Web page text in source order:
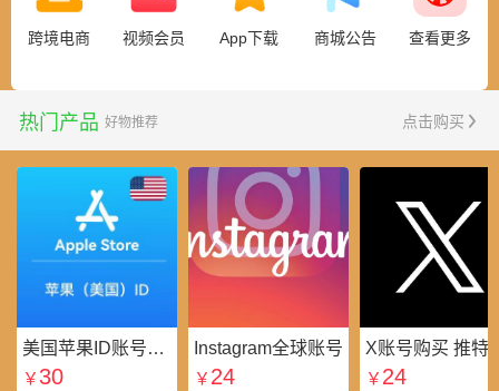
跨境电商 视频会员 App下载 商城公告 查看更多
热门产品 好物推荐 点击购买
美国苹果ID账号_美区Apple ID账号_外国苹果ID账号购买批发平台
￥ 30
Instagram全球账号
￥ 24
￥ 24